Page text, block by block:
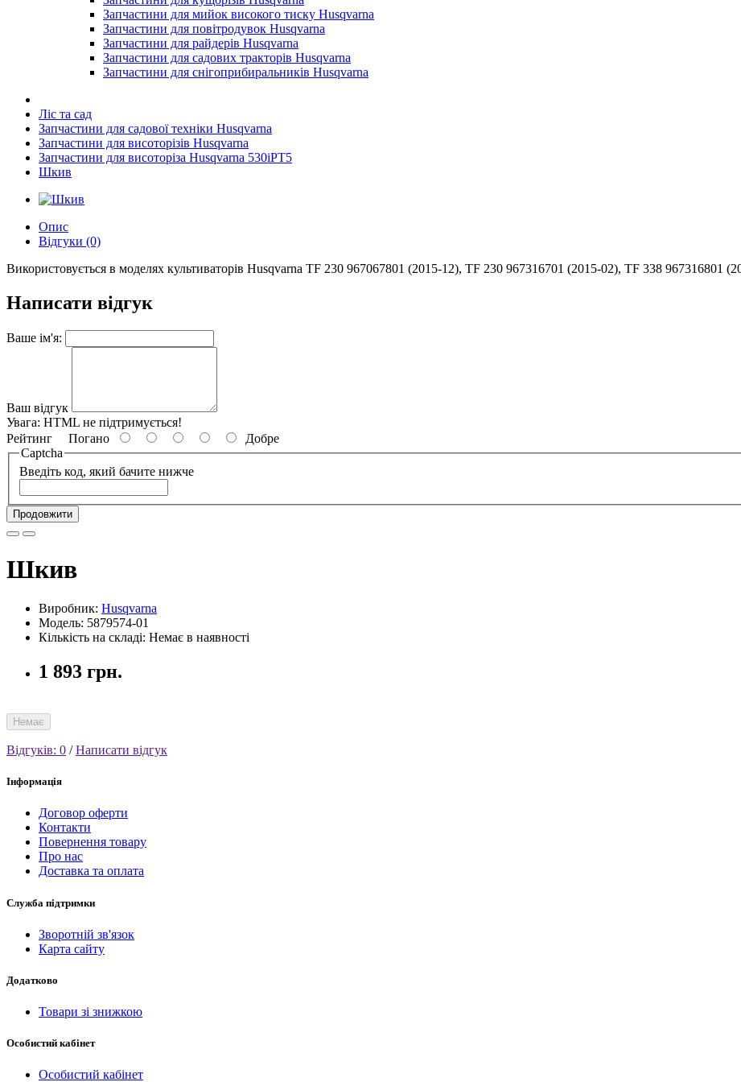
Запчастини для мийок високого тиску Husqvarna
Запчастини для повітродувок Husqvarna
Запчастини для райдерів Husqvarna
Запчастини для садових тракторів Husqvarna
Запчастини для снігоприбиральників Husqvarna
Ліс та сад
Запчастини для садової техніки Husqvarna
Запчастини для висоторізів Husqvarna
Запчастини для висоторіза Husqvarna 530iPT5
Шкив
Опис
Відгуки (0)
Використовується в моделях культиваторів Husqvarna TF 230 967067801 (2015-12), TF 230 967316701 (2015-02), TF 338 967316801
Написати відгук
Ваше ім'я:
Ваш відгук
Увага: HTML не підтримується!
Рейтинг Погано
Добре
Captcha
Введіть код, який бачите нижче
Продовжити
Шкив
Виробник: Husqvarna
Модель: 5879574-01
Кількість на складі: Немає в наявності
1 893 грн.
Немає
Відгуків: 0 /Написати відгук
Інформація
Договор оферти
Контакти
Повернення товару
Про нас
Доставка та оплата
Служба підтримки
Зворотній зв'язок
Карта сайту
Додатково
Товари зі знижкою
Особистий кабінет
Особистий кабінет